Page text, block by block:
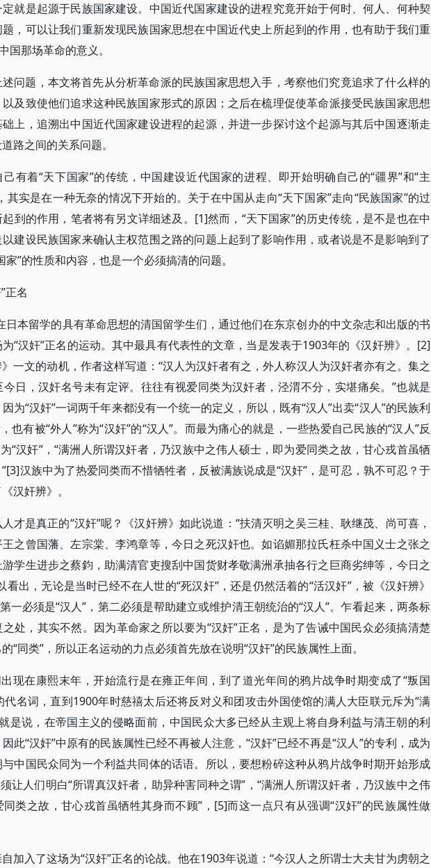
就是起源于民族国家建设。中国近代国家建设的进程究竟开始于何时、何人、何种契
，可以让我们重新发现民族国家思想在中国近代史上所起到的作用，也有助于我们重
国那场革命的意义。
问题，本文将首先从分析革命派的民族国家思想入手，考察他们究竟追求了什么样的
及致使他们追求这种民族国家形式的原因；之后在梳理促使革命派接受民族国家思想
上，追溯出中国近代国家建设进程的起源，并进一步探讨这个起源与其后中国逐渐走
路之间的关系问题。
有着“天下国家”的传统，中国建设近代国家的进程、即开始明确自己的“疆界”和“主
其实是在一种无奈的情况下开始的。关于在中国从走向“天下国家”走向“民族国家”的过
到的作用，笔者将有另文详细述及。[1]然而，“天下国家”的历史传统，是不是也在中
建设民族国家来确认主权范围之路的问题上起到了影响作用，或者说是不是影响到了
家”的性质和内容，也是一个必须搞清的问题。
正名
日本留学的具有革命思想的清国留学生们，通过他们在东京创办的中文杂志和出版的书
“汉奸”正名的运动。其中最具有代表性的文章，当是发表于1903年的《汉奸辨》。[2]
一文的动机，作者这样写道：“汉人为汉奸者有之，外人称汉人为汉奸者亦有之。集之
日，汉奸名号未有定评。往往有视爱同类为汉奸者，泾渭不分，实堪痛矣。”也就是
为“汉奸”一词两千年来都没有一个统一的定义，所以，既有“汉人”出卖“汉人”的民族利
也有被“外人”称为“汉奸”的“汉人”。而最为痛心的就是，一些热爱自己民族的“汉人”反
“汉奸”，“满洲人所谓汉奸者，乃汉族中之伟人硕士，即为爱同类之故，甘心戎首虽牺
汉族中为了热爱同类而不惜牺牲者，反被满族说成是“汉奸”，是可忍，孰不可忍？于
汉奸辨》。
才是真正的“汉奸”呢？《汉奸辨》如此说道：“扶清灭明之吴三桂、耿继茂、尚可喜，
之曾国藩、左宗棠、李鸿章等，今日之死汉奸也。如谄媚那拉氏枉杀中国义士之张之
学生进步之蔡鈞，助满清官吏搜刮中国货财孝敬满洲承抽各行之巨商劣绅等，今日之
看出，无论是当时已经不在人世的“死汉奸”，还是仍然活着的“活汉奸”，被《汉奸辨》
一必须是“汉人”，第二必须是帮助建立或维护清王朝统治的“汉人”。乍看起来，两条标
处，其实不然。因为革命家之所以要为“汉奸”正名，是为了告诫中国民众必须搞清楚
“同类”，所以正名运动的力点必须首先放在说明“汉奸”的民族属性上面。
出现在康熙末年，开始流行是在雍正年间，到了道光年间的鸦片战争时期变成了“叛国
代名词，直到1900年时慈禧太后还将反对义和团攻击外国使馆的满人大臣联元斥为“满
是说，在帝国主义的侵略面前，中国民众大多已经从主观上将自身利益与清王朝的利
此“汉奸”中原有的民族属性已经不再被人注意，“汉奸”已经不再是“汉人”的专利，成为
中国民众同为一个利益共同体的话语。所以，要想粉碎这种从鸦片战争时期开始形成
让人们明白“所谓真汉奸者，助异种害同种之谓”，“满洲人所谓汉奸者，乃汉族中之伟
同类之故，甘心戎首虽牺牲其身而不顾”，[5]而这一点只有从强调“汉奸”的民族属性做
加入了这场为“汉奸”正名的论战。他在1903年说道：“今汉人之所谓士大夫甘为虏朝之